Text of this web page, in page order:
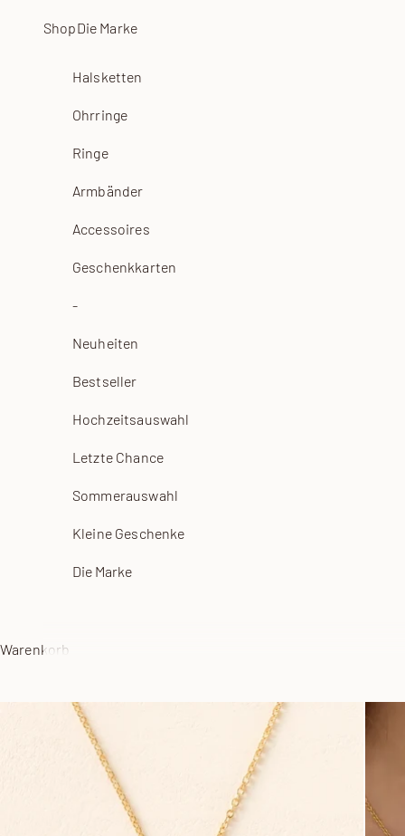
ShopDie Marke
Halsketten
Ohrringe
Ringe
Armbänder
Accessoires
Geschenkkarten
-
Neuheiten
Bestseller
Hochzeitsauswahl
Letzte Chance
Sommerauswahl
Kleine Geschenke
Die Marke
Warenkorb